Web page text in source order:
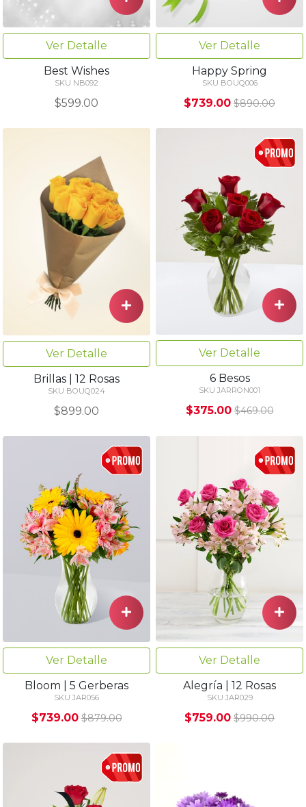
Ver Detalle
Best Wishes
SKU NB092
$599.00
Ver Detalle
Happy Spring
SKU BOUQ006
$739.00 $890.00
Ver Detalle
Brillas | 12 Rosas
SKU BOUQ024
$899.00
Ver Detalle
6 Besos
SKU JARRON001
$375.00 $469.00
Ver Detalle
Bloom | 5 Gerberas
SKU JAR056
$739.00 $879.00
Ver Detalle
Alegría | 12 Rosas
SKU JAR029
$759.00 $990.00